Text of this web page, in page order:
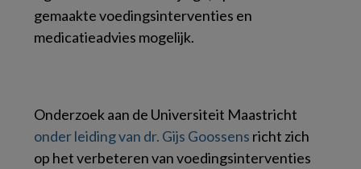
gemaakte voedingsinterventies en
medicatieadvies mogelijk.
Onderzoek aan de Universiteit Maastricht
onder leiding van dr. Gijs Goossens richt zich
op het verbeteren van voedingsinterventies